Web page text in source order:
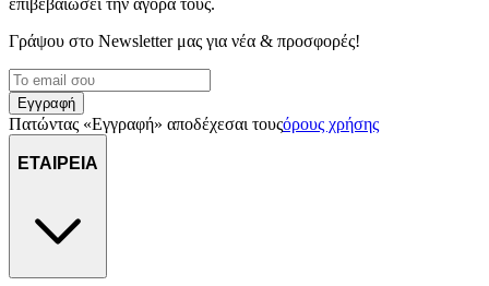
Γράψου στο Νewsletter μας για νέα & προσφορές!
Εγγραφή
Πατώντας «Εγγραφή» αποδέχεσαι τουςόρους χρήσης
ΕΤΑΙΡΕΙΑ